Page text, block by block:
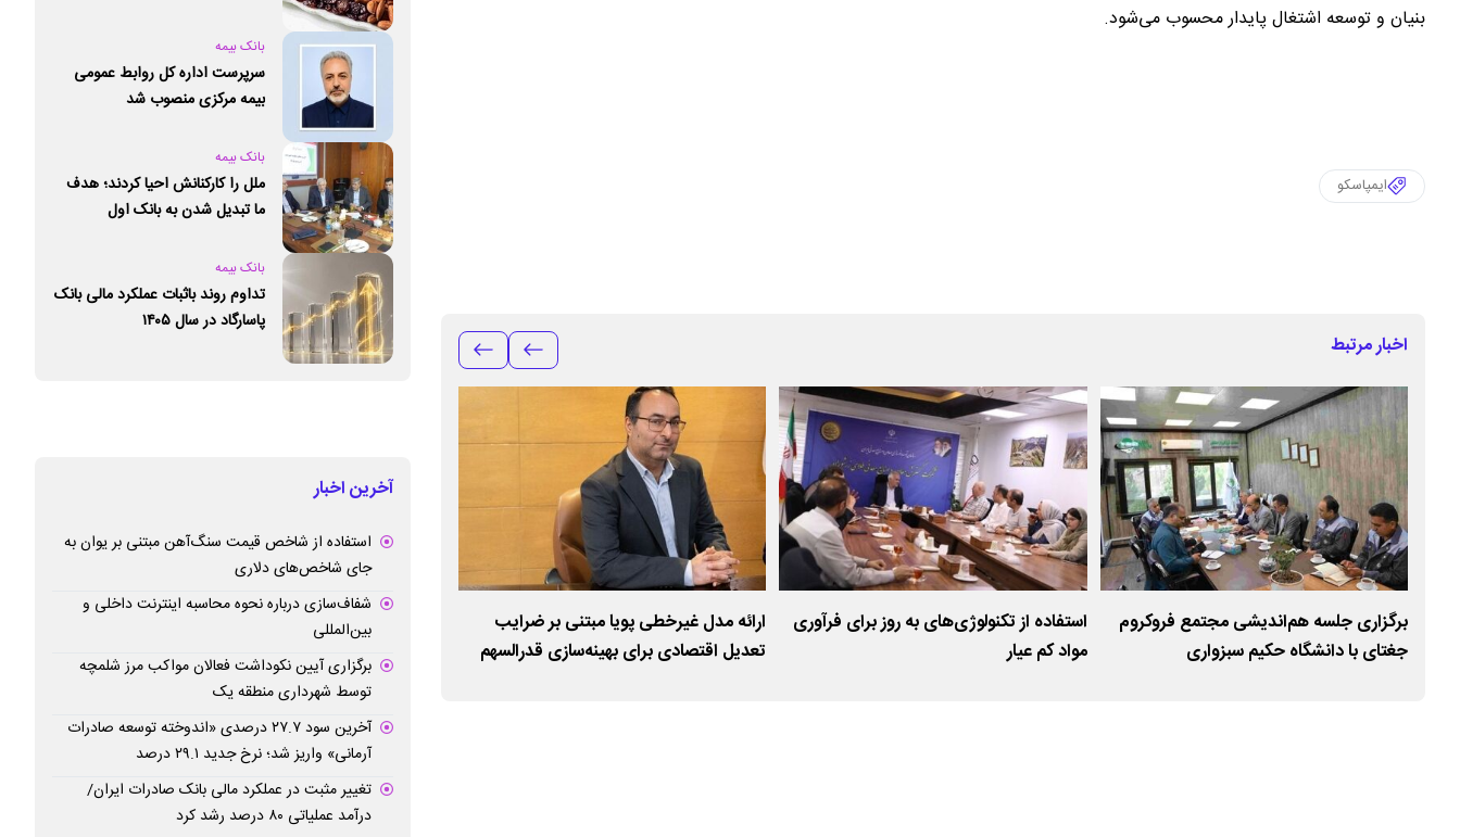
بنیان و توسعه اشتغال پایدار محسوب می‌شود.
ایمپاسکو
اخبار مرتبط
برگزاری جلسه هم‌اندیشی مجتمع فروکروم
جغتای با دانشگاه حکیم سبزواری
استفاده از تکنولوژی‌های به روز برای فرآوری
مواد کم عیار
ارائه مدل غیرخطی پویا مبتنی بر ضرایب
تعدیل اقتصادی برای بهینه‌سازی قدرالسهم
امید امامی مدیرعامل ایمپاسکو شد
اکتشاف ذخایر
مس
بانک بیمه
سرپرست اداره کل روابط عمومی
بیمه مرکزی منصوب شد
بانک بیمه
ملل را کارکنانش احیا کردند؛ هدف
ما تبدیل شدن به بانک اول
بانک بیمه
تداوم روند باثبات عملکرد مالی بانک
پاسارگاد در سال ۱۴۰۵
آخرین اخبار
استفاده از شاخص قیمت سنگ‌آهن مبتنی بر یوان به
جای شاخص‌های دلاری
شفاف‌سازی درباره نحوه محاسبه اینترنت داخلی و
بین‌المللی
برگزاری آیین نکوداشت فعالان مواکب مرز شلمچه
توسط شهرداری منطقه یک
آخرین سود ۲۷.۷ درصدی «اندوخته توسعه صادرات
آرمانی» واریز شد؛ نرخ جدید ۲۹.۱ درصد
تغییر مثبت در عملکرد مالی بانک صادرات ایران/
درآمد عملیاتی ۸۰ درصد رشد کرد